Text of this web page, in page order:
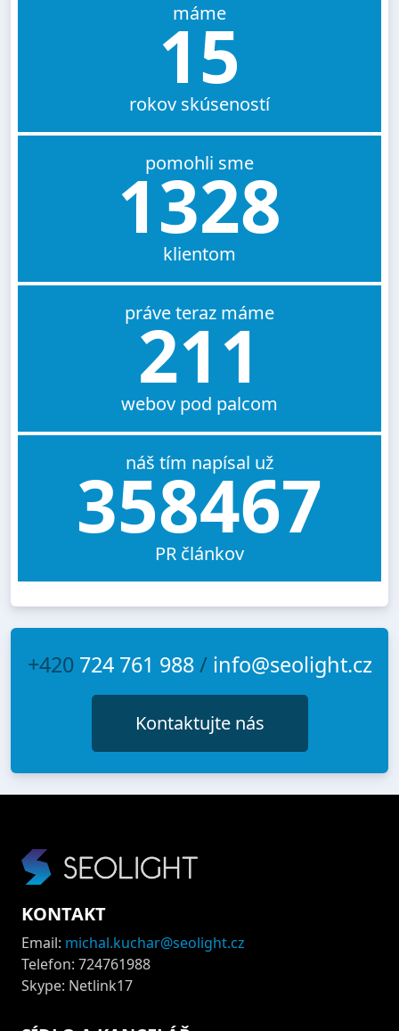
máme
15
rokov skúseností
pomohli sme
1328
klientom
práve teraz máme
211
webov pod palcom
náš tím napísal už
358467
PR článkov
+420 724 761 988/ info@seolight.cz
Kontaktujte nás
KONTAKT
Email: michal.kuchar@seolight.cz
Telefon: 724761988
Skype: Netlink17